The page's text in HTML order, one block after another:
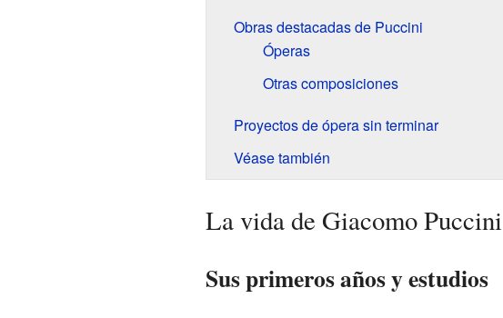
Obras destacadas de Puccini
Óperas
Otras composiciones
Proyectos de ópera sin terminar
Véase también
La vida de Giacomo Puccini
Sus primeros años y estudios